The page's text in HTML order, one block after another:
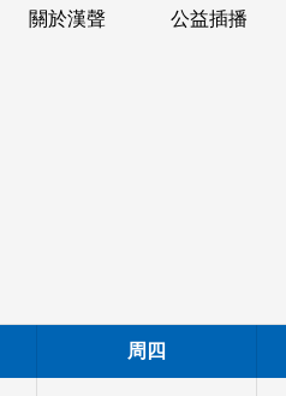
關於漢聲 公益插播
周四